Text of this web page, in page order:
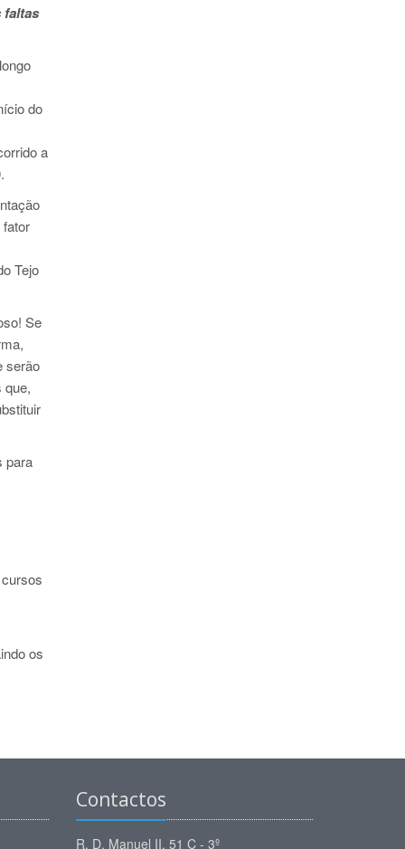
faltas
do
a
Tejo
Se
serão
que,
para
os
Contactos
R. D. Manuel II, 51 C - 3º